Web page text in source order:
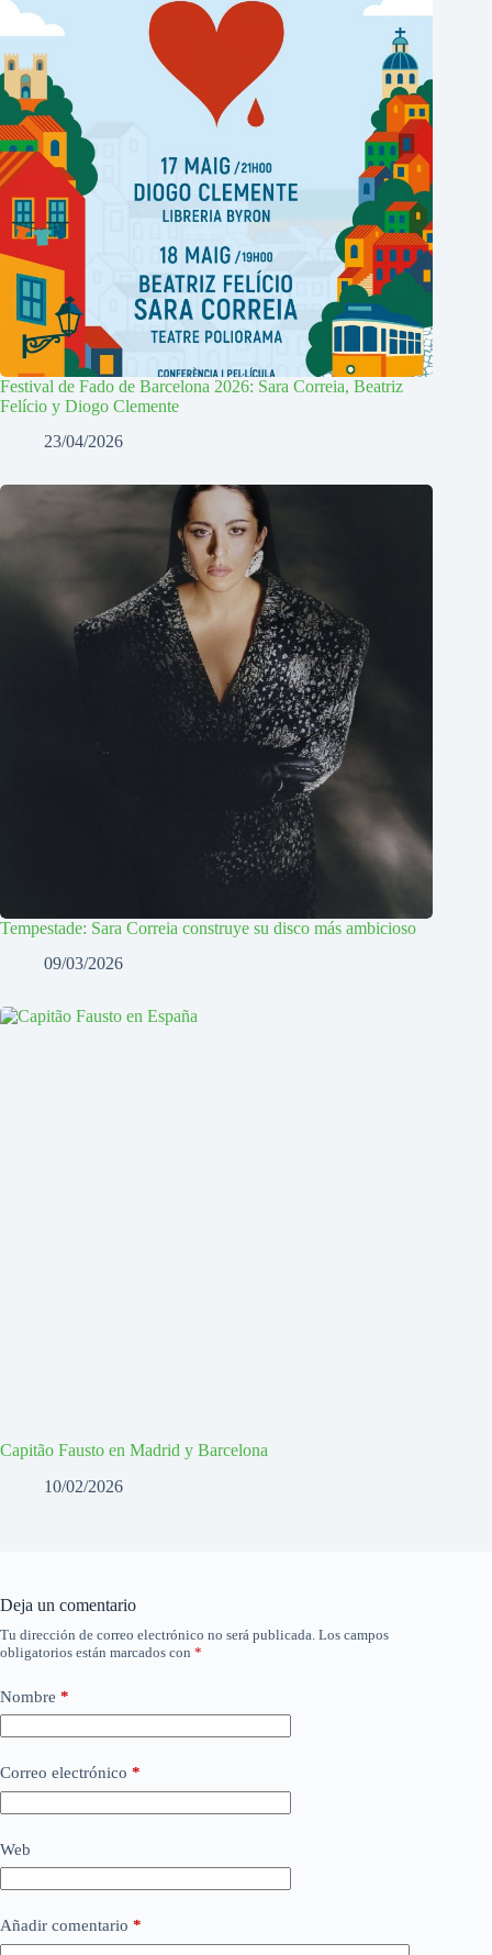
Festival de Fado de Barcelona 2026: Sara Correia, Beatriz
Felício y Diogo Clemente
23/04/2026
Tempestade: Sara Correia construye su disco más ambicioso
09/03/2026
Capitão Fausto en Madrid y Barcelona
10/02/2026
Deja un comentario
Tu dirección de correo electrónico no será publicada. Los campos
obligatorios están marcados con *
Nombre *
Correo electrónico *
Web
Añadir comentario *